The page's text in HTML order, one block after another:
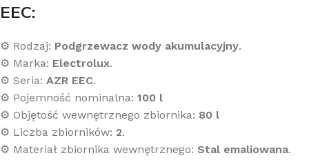
EEC:
⚙️ Rodzaj: Podgrzewacz wody akumulacyjny.
⚙️ Marka: Electrolux.
⚙️ Seria: AZR EEC.
⚙️ Pojemność nominalna: 100 l
⚙️ Objętość wewnętrznego zbiornika: 80 l
⚙️ Liczba zbiorników: 2.
⚙️ Materiał zbiornika wewnętrznego: Stal emaliowana.